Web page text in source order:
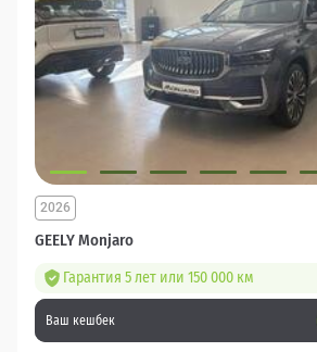
GEELY Monjaro
2026
Гарантия 5 лет или 150 000 км
Ваш кешбек